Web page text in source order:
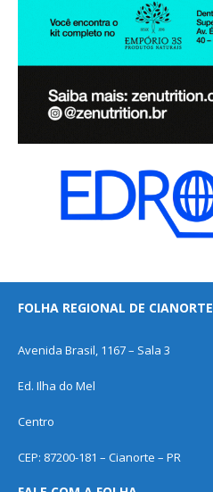
FOLHA REGIONAL DE CIANORTE
Avenida Brasil, 1167 – Sala 3
Ed. Ilha do Mel
Centro
CEP: 87200-181 – Cianorte – PR